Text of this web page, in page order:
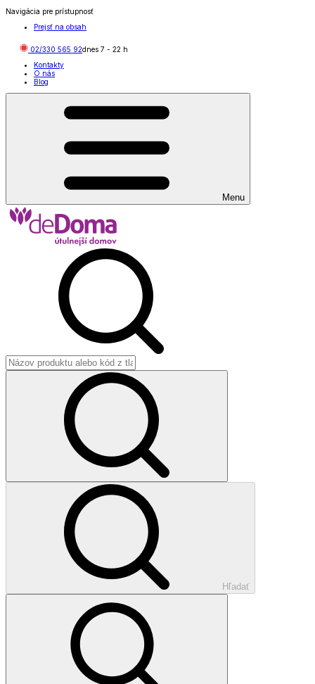
Navigácia pre prístupnosť
Prejsť na obsah
02/330 565 92dnes 7 - 22 h
Kontakty
O nás
Blog
Menu
Hľadať